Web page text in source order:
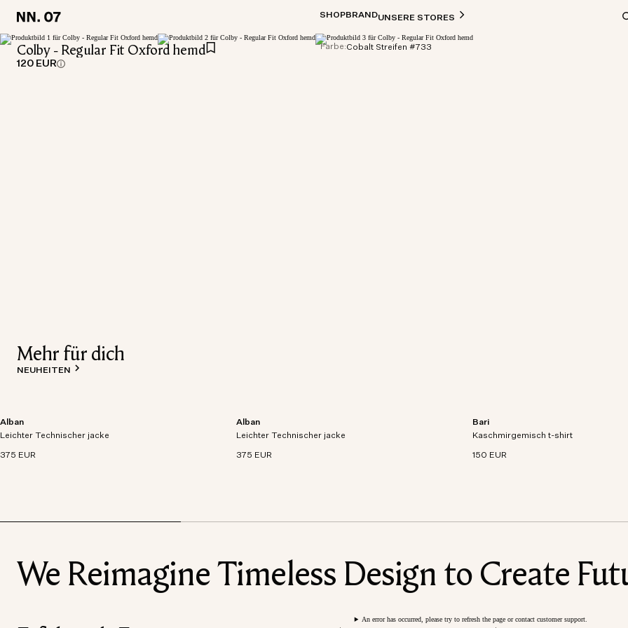
SHOP
LOCATION: GERMANY / DEUTSCH
BRAND
LOCATION: GERMANY / DEUTSCH
UNSERE STORES
Colby - Regular Fit Oxford hemd
120 EUR
Farbe:Cobalt Streifen #733
Mehr für dich
NEUHEITEN
Alban
Leichter Technischer jacke
375 EUR
Leichtgewichtige Jacke aus atmungsaktivem,
wasserdichtem und technischem Gewebe.
Alban
Leichter Technischer jacke
375 EUR
Leichtgewichtige Jacke aus atmungsaktivem,
wasserdichtem und technischem Gewebe.
Bari
Kaschmirgemisch t-shirt
150 EUR
Kurzarm-T-Shirt aus Bio-Baumwoll-
Mischstrick.
We Reimagine Timeless Design to Create
An error has occurred, please try to refresh the page or contact customer support.